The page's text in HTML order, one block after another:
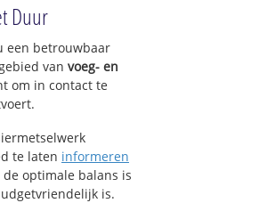
Duur
een betrouwbaar
van voeg- en
om in contact te
te laten informeren
optimale balans is
is.